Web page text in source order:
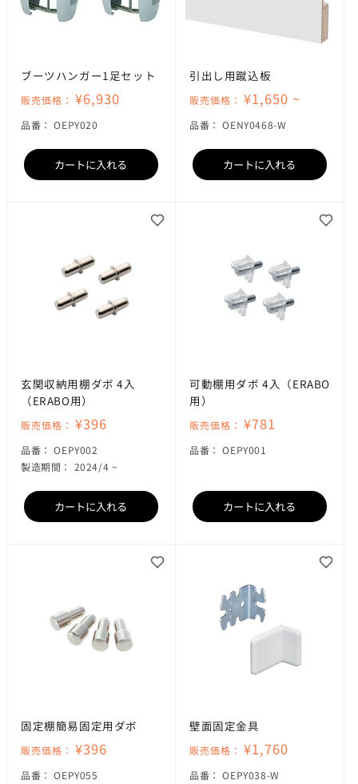
ブーツハンガー1足セット
販売価格： ¥6,930
品番：SKU:
OEPY020
カートに入れる
引出し用蹴込板
販売価格： ¥1,650 ~
品番：SKU:
OENY0468-W
カートに入れる
玄関収納用棚ダボ 4入
（ERABO用）
販売価格： ¥396
品番：SKU:
OEPY002
製造期間： 2024/4 ~
カートに入れる
可動棚用ダボ 4入（ERABO
用）
販売価格： ¥781
品番：SKU:
OEPY001
カートに入れる
固定棚簡易固定用ダボ
販売価格： ¥396
品番：SKU:
OEPY055
壁面固定金具
販売価格： ¥1,760
品番：SKU:
OEPY038-W